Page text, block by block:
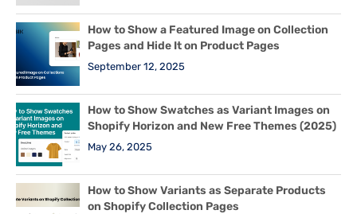
How to Show a Featured Image on Collection
Pages and Hide It on Product Pages
September 12, 2025
How to Show Swatches as Variant Images on
Shopify Horizon and New Free Themes (2025)
May 26, 2025
How to Show Variants as Separate Products
on Shopify Collection Pages